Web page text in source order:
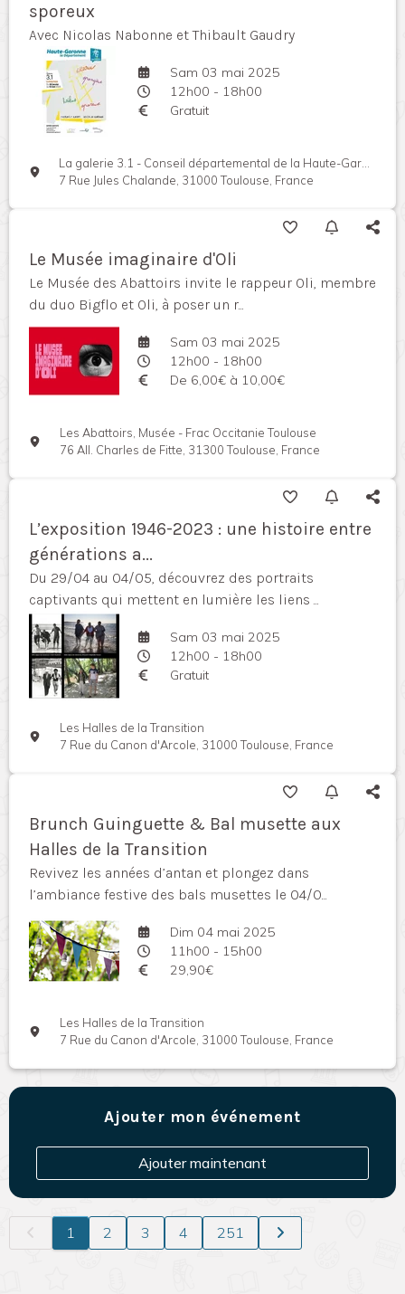
sporeux
Avec Nicolas Nabonne et Thibault Gaudry
Sam 03 mai 2025
12h00 - 18h00
Gratuit
7 Rue Jules Chalande, 31000 Toulouse, France
Le Musée imaginaire d'Oli
Le Musée des Abattoirs invite le rappeur Oli, membre
du duo Bigflo et Oli, à poser un r...
Sam 03 mai 2025
12h00 - 18h00
De 6,00€ à 10,00€
Les Abattoirs, Musée - Frac Occitanie Toulouse
76 All. Charles de Fitte, 31300 Toulouse, France
L’exposition 1946-2023 : une histoire entre
générations a...
Du 29/04 au 04/05, découvrez des portraits
captivants qui mettent en lumière les liens ...
Sam 03 mai 2025
12h00 - 18h00
Gratuit
Les Halles de la Transition
7 Rue du Canon d'Arcole, 31000 Toulouse, France
Brunch Guinguette & Bal musette aux
Halles de la Transition
Revivez les années d’antan et plongez dans
l’ambiance festive des bals musettes le 04/0...
Dim 04 mai 2025
11h00 - 15h00
29,90€
Les Halles de la Transition
7 Rue du Canon d'Arcole, 31000 Toulouse, France
Ajouter mon événement
Ajouter maintenant
1 2 3 4 251